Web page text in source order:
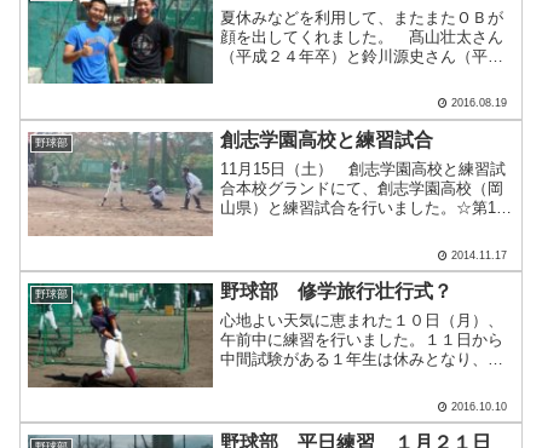
夏休みなどを利用して、またまたＯＢが
顔を出してくれました。 髙山壮太さん
（平成２４年卒）と鈴川源史さん（平成
山さんは引退後、猛勉強の末、海上保安
れました。現在は卒業し、.....
2016.08.19
野球部 創志学園高校と練習試合
11月15日（土） 創志学園高校と練習試
合本校グランドにて、創志学園高校（岡
山県）と練習試合を行いました。☆第1試
試合 工大高 １５－１ 創志学園高校
2014.11.17
野球部 野球部 修学旅行壮行式？
心地よい天気に恵まれた１０日（月）、
午前中に練習を行いました。１１日から
中間試験がある１年生は休みとなり、
２年生は修学旅行を控えていることもあ
り、いい意味で朗らかで明るい雰囲気で
した。★打撃練習平本祐輔君.....
2016.10.10
野球部 平日練習 １月２１日